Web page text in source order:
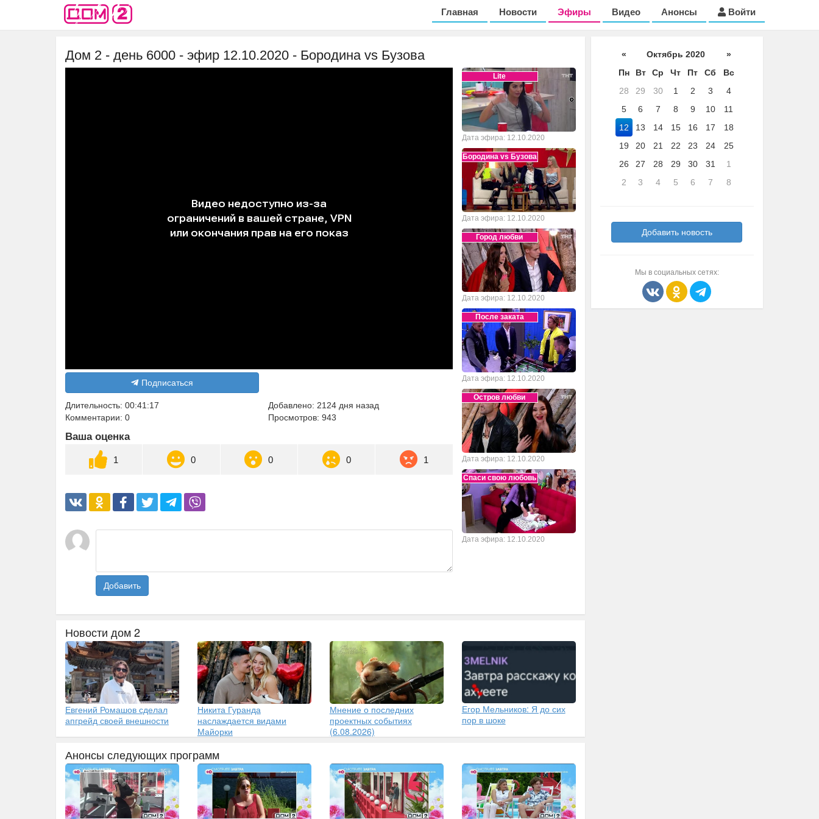
Главная Новости Эфиры Видео Анонсы Войти
Дом 2 - день 6000 - эфир 12.10.2020 - Бородина vs Бузова
Подписаться
Длительность: 00:41:17
Комментарии: 0
Добавлено: 2124 дня назад
Просмотров: 943
Ваша оценка
1 0 0 0 1
Добавить
Lite
Дата эфира: 12.10.2020
Бородина vs Бузова
Дата эфира: 12.10.2020
Город любви
Дата эфира: 12.10.2020
После заката
Дата эфира: 12.10.2020
Остров любви
Дата эфира: 12.10.2020
Спаси свою любовь
Дата эфира: 12.10.2020
Новости дом 2
Евгений Ромашов сделал
апгрейд своей внешности
Никита Гуранда
наслаждается видами
Майорки
Мнение о последних
проектных событиях
(6.08.2026)
Егор Мельников: Я до сих
пор в шоке
Анонсы следующих программ
« Октябрь 2020
»
Пн
Вт Ср Чт Пт Сб
Вс
28
29 30 1 2 3
4
5
6 7 8 9 10
11
12
13 14 15 16 17
18
19
20 21 22 23 24
25
26
27 28 29 30 31
1
2
3 4 5 6 7 8
Добавить новость
Мы в социальных сетях: